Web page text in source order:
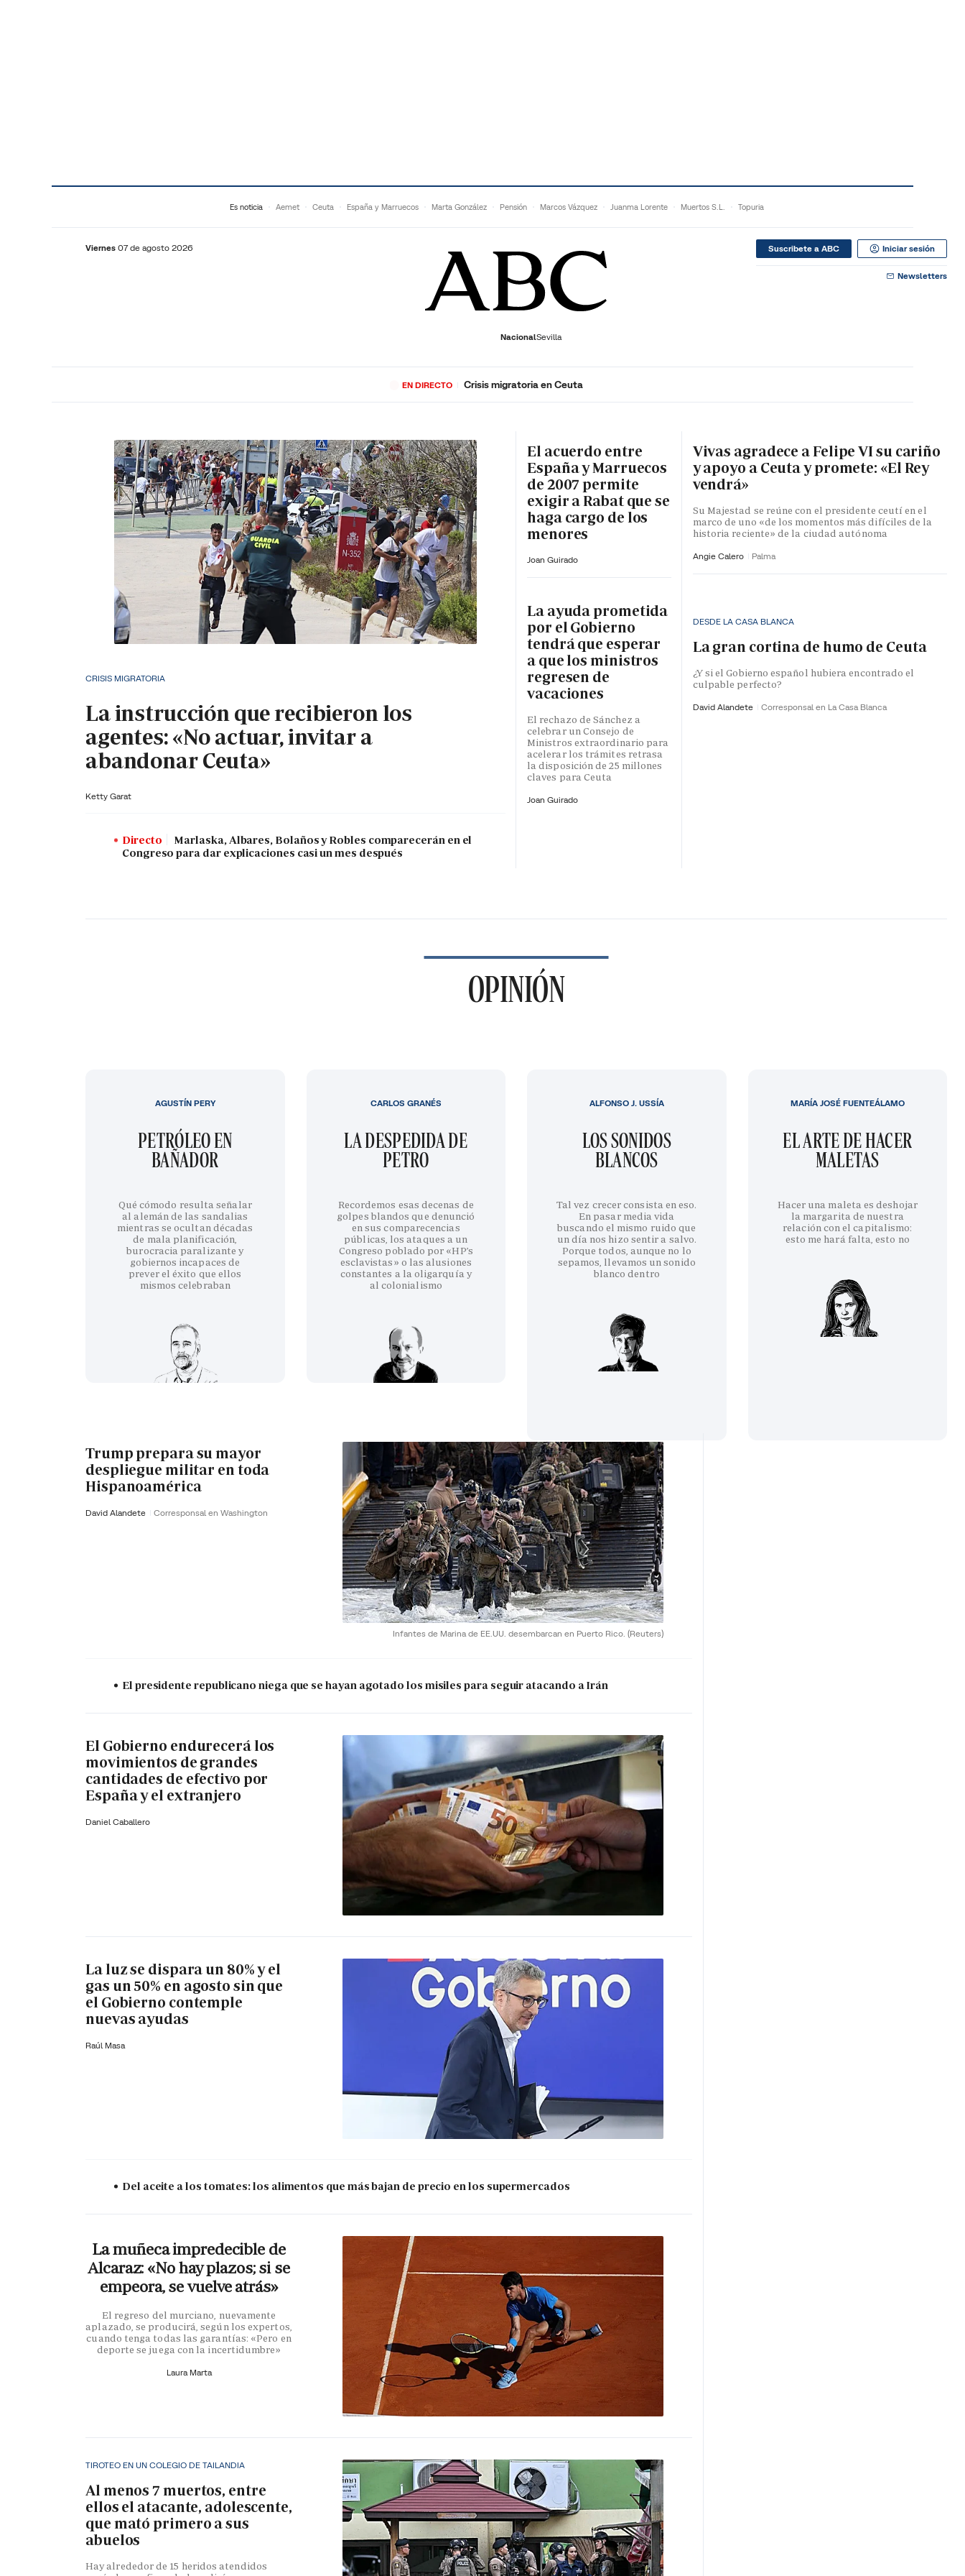
Es noticia Aemet Ceuta España y Marruecos Marta González Pensión Marcos Vázquez Juanma Lorente Muertos S.L. Topuria
Viernes 07 de agosto 2026
NacionalSevilla
Suscribete a ABC Iniciar sesión
Newsletters
ECONOMÍADEPORTES SOCIEDADCULTURAGENTEPLAY
EN DIRECTO Crisis migratoria en Ceuta
CRISIS MIGRATORIA
La instrucción que recibieron los
agentes: «No actuar, invitar a
abandonar Ceuta»
Ketty Garat
Directo
Marlaska, Albares, Bolaños y Robles comparecerán en el
Congreso para dar explicaciones casi un mes después
El acuerdo entre
España y Marruecos
de 2007 permite
exigir a Rabat que se
haga cargo de los
menores
Joan Guirado
La ayuda prometida
por el Gobierno
tendrá que esperar
a que los ministros
regresen de
vacaciones
El rechazo de Sánchez a
celebrar un Consejo de
Ministros extraordinario para
acelerar los trámites retrasa
la disposición de 25 millones
claves para Ceuta
Joan Guirado
Vivas agradece a Felipe VI su cariño
y apoyo a Ceuta y promete: «El Rey
vendrá»
Su Majestad se reúne con el presidente ceutí en el
marco de uno «de los momentos más difíciles de la
historia reciente» de la ciudad autónoma
Angie Calero Palma
DESDE LA CASA BLANCA
La gran cortina de humo de Ceuta
¿Y si el Gobierno español hubiera encontrado el
culpable perfecto?
David Alandete Corresponsal en La Casa Blanca
OPINIÓN
PETRÓLEO EN
BAÑADOR
Qué cómodo resulta señalar
al alemán de las sandalias
mientras se ocultan décadas
de mala planificación,
burocracia paralizante y
gobiernos incapaces de
prever el éxito que ellos
mismos celebraban
AGUSTÍN PERY
LA DESPEDIDA DE
PETRO
Recordemos esas decenas de
golpes blandos que denunció
en sus comparecencias
públicas, los ataques a un
Congreso poblado por «HP’s
esclavistas» o las alusiones
constantes a la oligarquía y
al colonialismo
CARLOS GRANÉS
LOS SONIDOS
BLANCOS
Tal vez crecer consista en eso.
En pasar media vida
buscando el mismo ruido que
un día nos hizo sentir a salvo.
Porque todos, aunque no lo
sepamos, llevamos un sonido
blanco dentro
ALFONSO J. USSÍA
EL ARTE DE HACER
MALETAS
Hacer una maleta es deshojar
la margarita de nuestra
relación con el capitalismo:
esto me hará falta, esto no
MARÍA JOSÉ FUENTEÁLAMO
Infantes de Marina de EE.UU. desembarcan en Puerto Rico. (Reuters)
Trump prepara su mayor
despliegue militar en toda
Hispanoamérica
David Alandete Corresponsal en Washington
El presidente republicano niega que se hayan agotado los misiles para seguir atacando a Irán
El Gobierno endurecerá los
movimientos de grandes
cantidades de efectivo por
España y el extranjero
Daniel Caballero
La luz se dispara un 80% y el
gas un 50% en agosto sin que
el Gobierno contemple
nuevas ayudas
Raúl Masa
Del aceite a los tomates: los alimentos que más bajan de precio en los supermercados
La muñeca impredecible de
Alcaraz: «No hay plazos; si se
empeora, se vuelve atrás»
El regreso del murciano, nuevamente
aplazado, se producirá, según los expertos,
cuando tenga todas las garantías: «Pero en
deporte se juega con la incertidumbre»
Laura Marta
TIROTEO EN UN COLEGIO DE TAILANDIA
Al menos 7 muertos, entre
ellos el atacante, adolescente,
que mató primero a sus
abuelos
Hay alrededor de 15 heridos atendidos